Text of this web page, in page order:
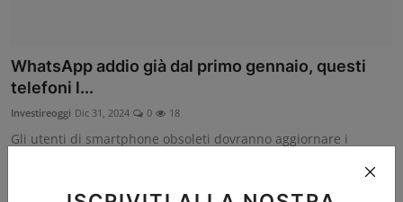
WhatsApp addio già dal primo gennaio, questi
telefoni l...
Investireoggi Dic 31, 2024 0 18
Gli utenti di smartphone obsoleti dovranno aggiornare i